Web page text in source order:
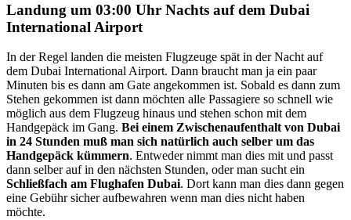
Landung um 03:00 Uhr Nachts auf dem Dubai
International Airport
In der Regel landen die meisten Flugzeuge spät in der Nacht auf
dem Dubai International Airport. Dann braucht man ja ein paar
Minuten bis es dann am Gate angekommen ist. Sobald es dann zum
Stehen gekommen ist dann möchten alle Passagiere so schnell wie
möglich aus dem Flugzeug hinaus und stehen schon mit dem
Handgepäck im Gang. Bei einem Zwischenaufenthalt von Dubai
in 24 Stunden muß man sich natürlich auch selber um das
Handgepäck kümmern. Entweder nimmt man dies mit und passt
dann selber auf in den nächsten Stunden, oder man sucht ein
Schließfach am Flughafen Dubai. Dort kann man dies dann gegen
eine Gebühr sicher aufbewahren wenn man dies nicht haben
möchte.